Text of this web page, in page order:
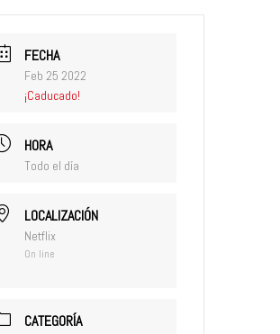
FECHA
Feb 25 2022
¡Caducado!
HORA
Todo el día
LOCALIZACIÓN
Netflix
On line
CATEGORÍA